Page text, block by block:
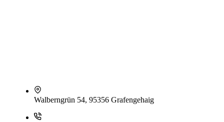
Walberngrün 54, 95356 Grafengehaig